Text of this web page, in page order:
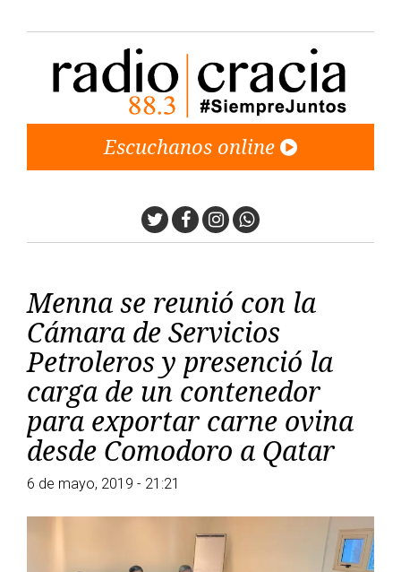
Escuchanos online
TwitterFacebook
Instagram
Whatsapp
Menna se reunió con la
Cámara de Servicios
Petroleros y presenció la
carga de un contenedor
para exportar carne ovina
desde Comodoro a Qatar
6 de mayo, 2019 - 21:21